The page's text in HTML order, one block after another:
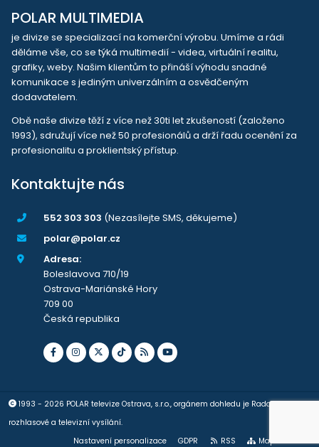
POLAR MULTIMEDIA
je divize se specializací na komerční výrobu. Umíme a rádi
děláme vše, co se týká multimedií - videa, virtuální realitu,
grafiky, weby. Našim klientům to přináší výhodu snadné
komunikace s jediným univerzálním a osvědčeným
dodavatelem.
Obě naše divize těží z více než 30ti let zkušeností (založeno
1993), sdružují více než 50 profesionálů a drží řadu ocenění za
profesionalitu a proklientský přístup.
Kontaktujte nás
552 303 303 (Nezasílejte SMS, děkujeme)
polar@polar.cz
Adresa:
Boleslavova 710/19
Ostrava-Mariánské Hory
709 00
Česká republika
1993 - 2026 POLAR televize Ostrava, s.r.o., orgánem dohledu je Rada pro
rozhlasové a televizní vysílání.
Nastavení personalizace
GDPR RSS Mapa stránek